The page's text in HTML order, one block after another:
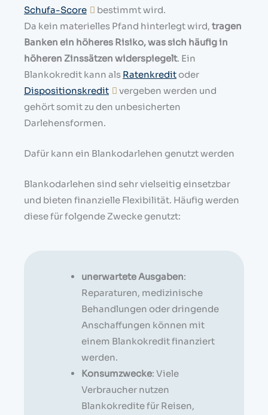
Schufa-Score
bestimmt wird.
Da kein materielles Pfand hinterlegt wird, tragen
Banken ein höheres Risiko, was sich häufig in
höheren Zinssätzen widerspiegelt. Ein
Blankokredit kann als Ratenkredit oder
Dispositionskredit
vergeben werden und
gehört somit zu den unbesicherten
Darlehensformen.
Dafür kann ein Blankodarlehen genutzt werden
Blankodarlehen sind sehr vielseitig einsetzbar
und bieten finanzielle Flexibilität. Häufig werden
diese für folgende Zwecke genutzt:
unerwartete Ausgaben:
Reparaturen, medizinische
Behandlungen oder dringende
Anschaffungen können mit
einem Blankokredit finanziert
werden.
Konsumzwecke: Viele
Verbraucher nutzen
Blankokredite für Reisen,